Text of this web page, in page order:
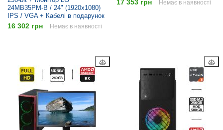
24MB35PM-B / 24" (1920x1080)
IPS / VGA + Кабелі в подарунок
16 302 грн Немає в наявності
17 353 грн Немає в наявності